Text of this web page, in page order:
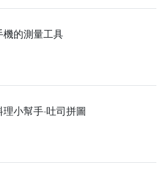
機的測量工具
理小幫手-吐司拼圖